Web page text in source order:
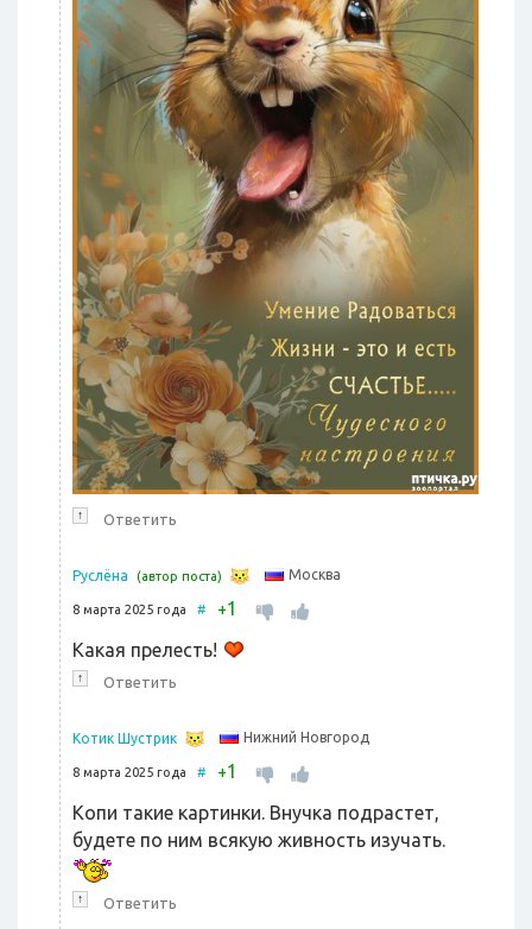
↑ Ответить
Руслёна (автор поста) Москва
8 марта 2025 года # +1
Какая прелесть!
↑ Ответить
Котик Шустрик Нижний Новгород
8 марта 2025 года # +1
Копи такие картинки. Внучка подрастет,
будете по ним всякую живность изучать.
↑ Ответить